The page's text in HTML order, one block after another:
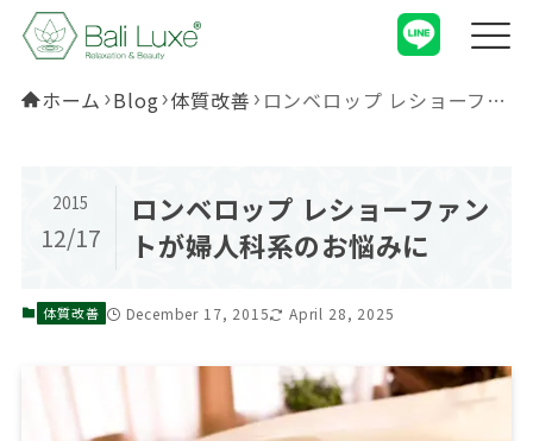
ホーム Blog 体質改善 ロンベロップ レショーファントが婦人科系のお悩みに
ロンベロップ レショーファン
トが婦人科系のお悩みに
2015
12/17
体質改善 December 17, 2015 April 28, 2025